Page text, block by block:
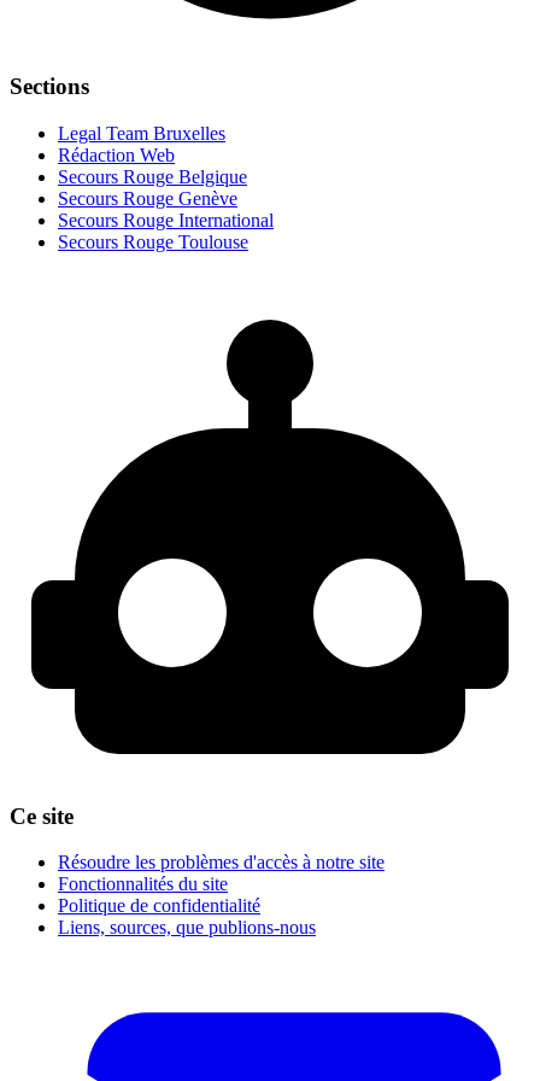
Sections
Legal Team Bruxelles
Rédaction Web
Secours Rouge Belgique
Secours Rouge Genève
Secours Rouge International
Secours Rouge Toulouse
Ce site
Résoudre les problèmes d'accès à notre site
Fonctionnalités du site
Politique de confidentialité
Liens, sources, que publions-nous